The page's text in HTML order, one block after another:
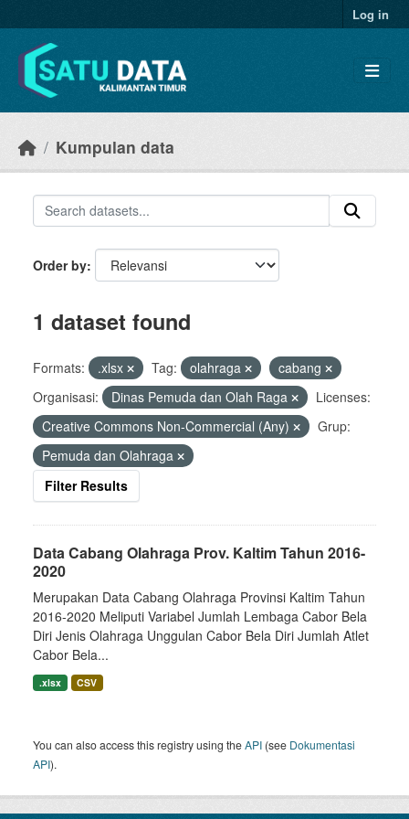
Log in
Kumpulan data
Order by
1 dataset found
Formats: .xlsx Tag: olahraga
cabang
Organisasi:
Dinas Pemuda dan Olah Raga
Licenses:
Creative Commons Non-Commercial (Any)
Grup:
Pemuda dan Olahraga
Filter Results
Data Cabang Olahraga Prov. Kaltim Tahun 2016-
2020
Merupakan Data Cabang Olahraga Provinsi Kaltim Tahun
2016-2020 Meliputi Variabel Jumlah Lembaga Cabor Bela
Diri Jenis Olahraga Unggulan Cabor Bela Diri Jumlah Atlet
Cabor Bela...
.xlsx CSV
You can also access this registry using theAPI (see Dokumentasi
API).